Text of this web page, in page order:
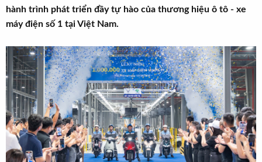
u
hành trình phát triển đầy tự hào của thương hiệu ô tô - xe
máy điện số 1 tại Việt Nam.